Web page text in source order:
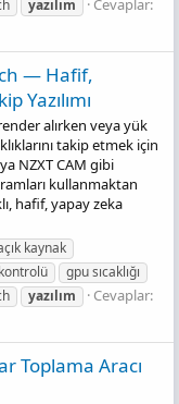
yazılım
Cevaplar:
— Hafif,
Yazılımı
alırken veya yük
takip etmek için
NZXT CAM gibi
kullanmaktan
hafif, yapay zeka
kaynak
gpu sıcaklığı
yazılım
Cevaplar:
Toplama Aracı